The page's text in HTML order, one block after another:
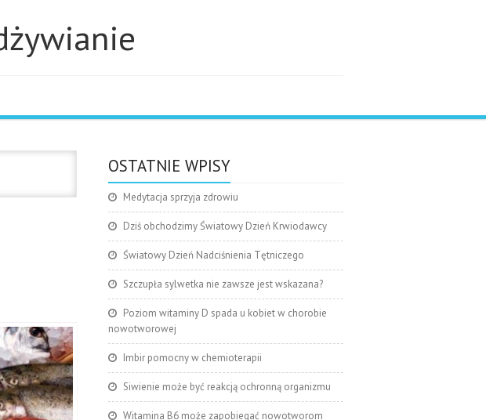
OSTATNIE WPISY
Medytacja sprzyja zdrowiu
Dziś obchodzimy Światowy Dzień Krwiodawcy
Światowy Dzień Nadciśnienia Tętniczego
Szczupła sylwetka nie zawsze jest wskazana?
Poziom witaminy D spada u kobiet w chorobie
nowotworowej
Imbir pomocny w chemioterapii
Siwienie może być reakcją ochronną organizmu
Witamina B6 może zapobiegać nowotworom